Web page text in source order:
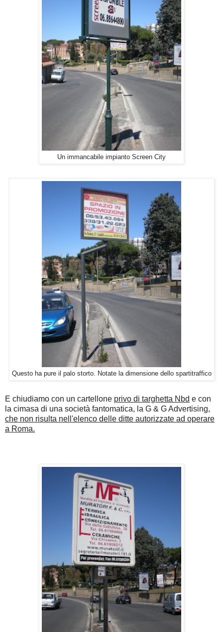
Un immancabile impianto Screen City
Questo ha pure il palo storto. Notate la dimensione dello spartitraffico
E chiudiamo con un cartellone privo di targhetta Nbd e con
la cimasa di una società fantomatica, la G & G Advertising,
che non risulta nell'elenco delle ditte autorizzate ad operare
a Roma.